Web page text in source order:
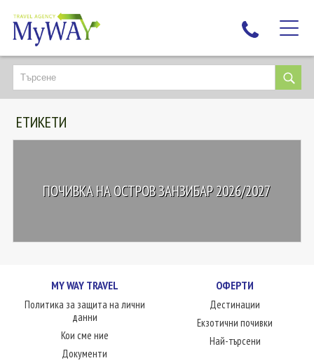
НАЙ-ТЪРСЕНИ
ДЕСТИНАЦИИ
ЕКЗОТИЧНИ ПОЧИВКИ
НОВА ГОДИНА
ЛЮБОПИТНО
КОНТАКТИ
ЕТИКЕТИ
ПОЧИВКА НА ОСТРОВ ЗАНЗИБАР 2026/2027
MY WAY TRAVEL
Политика за защита на лични
данни
Кои сме ние
Документи
ОФЕРТИ
Дестинации
Екзотични почивки
Най-търсени